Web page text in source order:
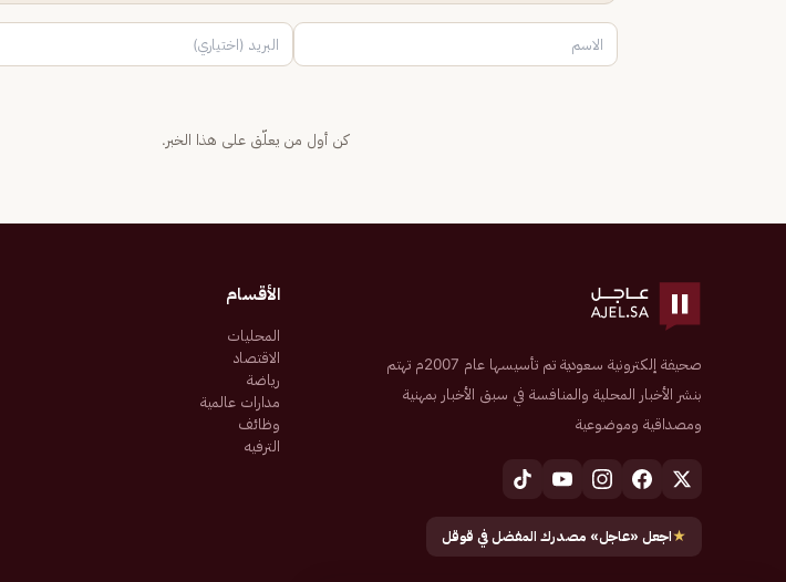
كن أول من يعلّق على هذا الخبر.
صحيفة إلكترونية سعودية تم تأسيسها عام 2007م تهتم
بنشر الأخبار المحلية والمنافسة في سبق الأخبار بمهنية
ومصداقية وموضوعية
★اجعل «عاجل» مصدرك المفضل في قوقل
الأقسام
المحليات
الاقتصاد
رياضة
مدارات عالمية
وظائف
الترفيه